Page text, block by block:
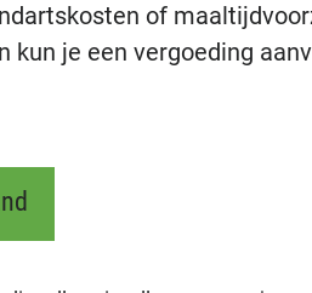
of
kun je een vergoeding